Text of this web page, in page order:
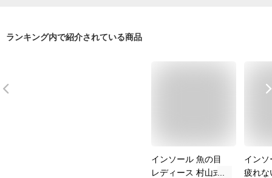
ランキング内で紹介されている商品
インソール 魚の目
レディース 村山式イ
インソ
疲れな